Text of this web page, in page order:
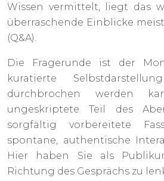
Wissen vermittelt, liegt das
überraschende Einblicke
(Q&A).
Die Fragerunde ist der
kuratierte
durchbrochen werden
ungeskriptete Teil des
sorgfältig vorbereitete
spontane, authentische
Hier haben Sie als
Richtung des Gesprächs zu